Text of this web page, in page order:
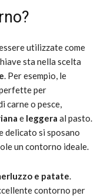
utilizzate come
sta nella scelta
. Per esempio, le
per
carne o pesce,
e leggera al pasto.
delicato si sposano
un contorno ideale.
e patate.
contorno per